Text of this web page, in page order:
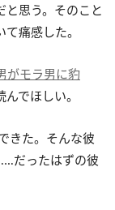
思う。そのこと
痛感した。
がモラ男に豹
んでほしい。
きた。そんな彼
だったはずの彼